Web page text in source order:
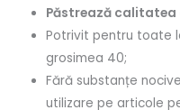
Păstrează calitatea
Potrivit pentru toate
grosimea 40;
Fără substanțe
utilizare pe articole